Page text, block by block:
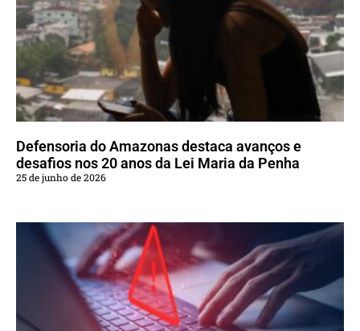
Defensoria do Amazonas destaca avanços e
desafios nos 20 anos da Lei Maria da Penha
25 de junho de 2026